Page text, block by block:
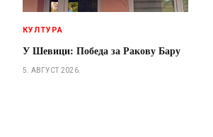
КУЛТУРА
У Шевици: Победа за Ракову Бару
5. АВГУСТ 2026.